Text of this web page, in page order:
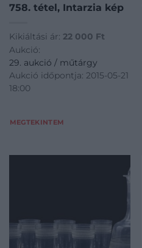
758. tétel, Intarzia kép
Kikiáltási ár: 22 000 Ft
Aukció:
29. aukció / műtárgy
Aukció időpontja: 2015-05-21
18:00
MEGTEKINTEM